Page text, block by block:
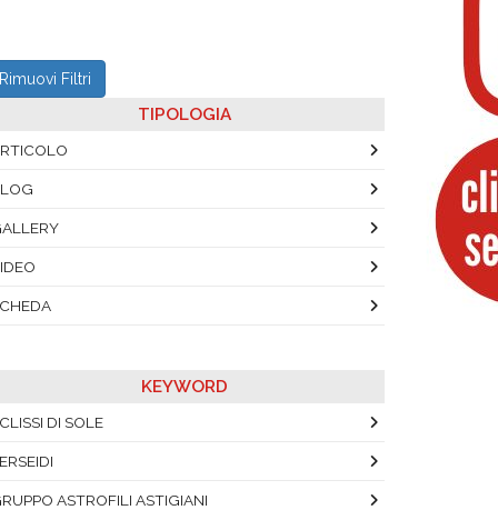
Rimuovi Filtri
TIPOLOGIA
KEYWORD
DI SOLE
ASTROFILI ASTIGIANI